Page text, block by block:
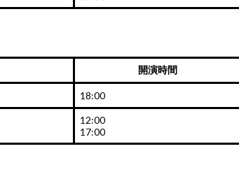
開演時間
18:00
12:00
17:00